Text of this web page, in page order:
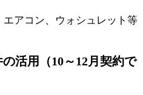
アコン、ウォシュレット等
活用（10～12月契約で